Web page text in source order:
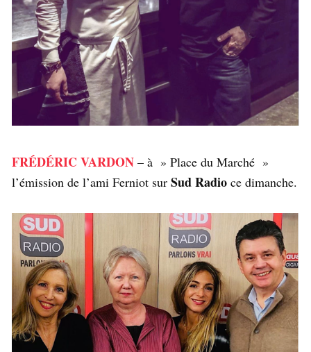
FRÉDÉRIC VARDON – à » Place du Marché »
l’émission de l’ami Ferniot sur Sud Radio ce dimanche.